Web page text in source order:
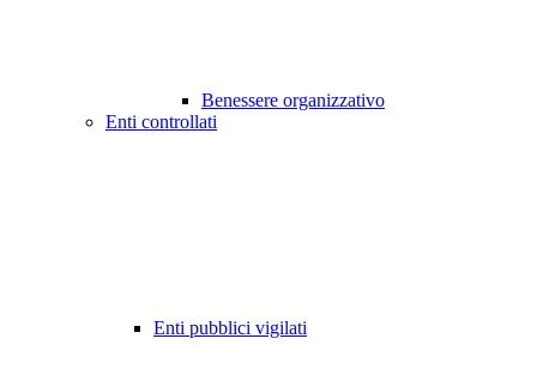
Benessere organizzativo
Enti controllati
Enti pubblici vigilati